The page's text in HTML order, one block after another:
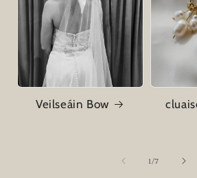
Veilseáin Bow
1 /of
7